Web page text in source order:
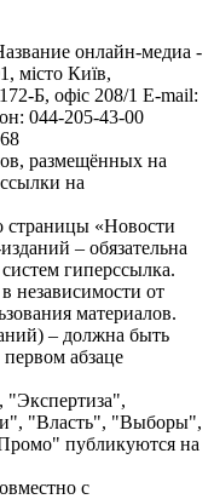
онлайн-медиа -
місто Київ,
Б, офіс 208/1 E-mail:
044-205-43-00
размещённых на
на
страницы «Новости
– обязательна
гиперссылка.
независимости от
материалов.
– должна быть
абзаце
"Власть", "Выборы",
публикуются на
с